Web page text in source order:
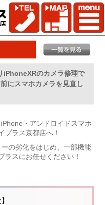
のカメラ修理で
にスマホカメラを見直し
・アンドロイドスマホ
プラス京都店へ！
の劣化をはじめ、一部機能
ラスにお任せください！